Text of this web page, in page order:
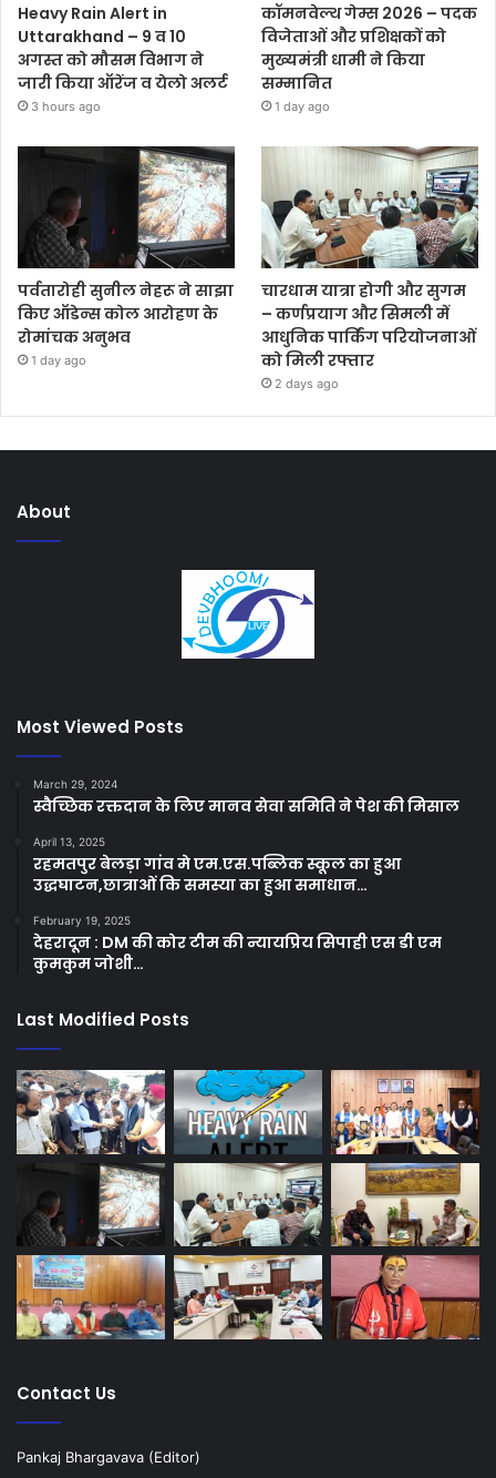
Heavy Rain Alert in
Uttarakhand – 9 व 10
अगस्त को मौसम विभाग ने
जारी किया ऑरेंज व येलो अलर्ट
3 hours ago
कॉमनवेल्थ गेम्स 2026 – पदक
विजेताओं और प्रशिक्षकों को
मुख्यमंत्री धामी ने किया
सम्मानित
1 day ago
पर्वतारोही सुनील नेहरू ने साझा
किए ऑडेन्स कोल आरोहण के
रोमांचक अनुभव
1 day ago
चारधाम यात्रा होगी और सुगम
– कर्णप्रयाग और सिमली में
आधुनिक पार्किंग परियोजनाओं
को मिली रफ्तार
2 days ago
About
Most Viewed Posts
March 29, 2024
स्वैच्छिक रक्तदान के लिए मानव सेवा समिति ने पेश की मिसाल
April 13, 2025
रहमतपुर बेलड़ा गांव मे एम.एस.पब्लिक स्कूल का हुआ
उद्धघाटन,छात्राओं कि समस्या का हुआ समाधान…
February 19, 2025
देहरादून : DM की कोर टीम की न्यायप्रिय सिपाही एस डी एम
कुमकुम जोशी…
Last Modified Posts
Contact Us
Pankaj Bhargavava (Editor)